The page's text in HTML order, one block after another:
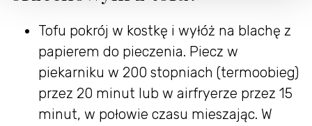
Tofu pokrój w kostkę i wyłóż na blachę z
papierem do pieczenia. Piecz w
piekarniku w 200 stopniach (termoobieg)
przez 20 minut lub w airfryerze przez 15
minut, w połowie czasu mieszając. W